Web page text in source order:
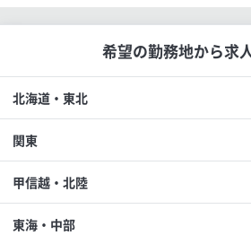
希望の勤務地から求
北海道・東北
関東
甲信越・北陸
東海・中部